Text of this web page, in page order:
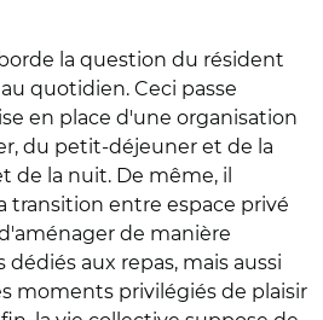
la question du résident
quotidien. Ceci passe
en place d'une organisation
du petit-déjeuner et de la
de la nuit. De même, il
transition entre espace privé
de manière
dédiés aux repas, mais aussi
moments privilégiés de plaisir